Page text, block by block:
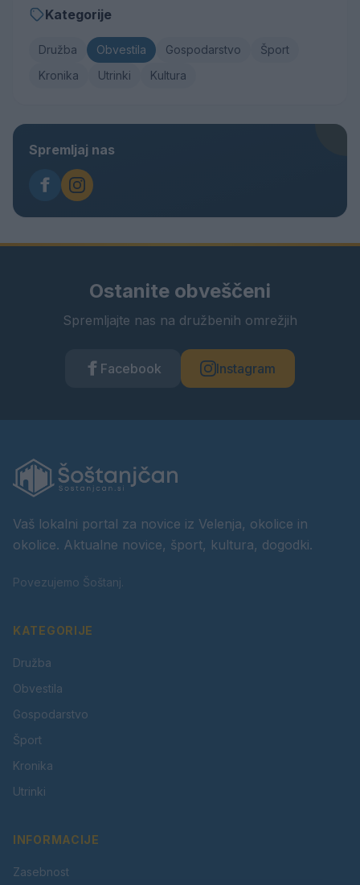
Kategorije
Družba Obvestila Gospodarstvo
Šport
Kronika
Utrinki Kultura
Spremljaj nas
Ostanite obveščeni
Spremljajte nas na družbenih omrežjih
Facebook Instagram
Vaš lokalni portal za novice iz Velenja, okolice in
okolice. Aktualne novice, šport, kultura, dogodki.
Povezujemo Šoštanj.
KATEGORIJE
Družba
Obvestila
Gospodarstvo
Šport
Kronika
Utrinki
INFORMACIJE
Zasebnost